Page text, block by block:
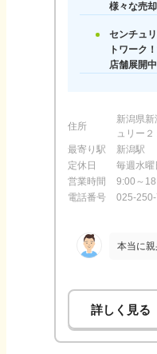
様々な売
センチュ
トワーク
店舗展開中
住所
新潟県
ュリー
最寄り駅
新潟駅
定休日
毎週水曜
営業時間
9:00～
電話番号
025-
詳しく見る